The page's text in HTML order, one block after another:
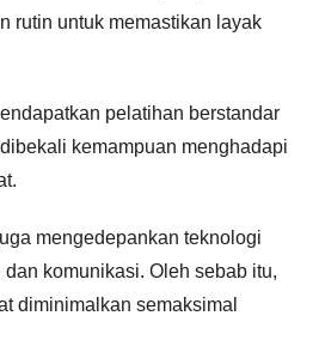
rutin untuk memastikan layak
pelatihan berstandar
kemampuan menghadapi
mengedepankan teknologi
komunikasi. Oleh sebab itu,
diminimalkan semaksimal